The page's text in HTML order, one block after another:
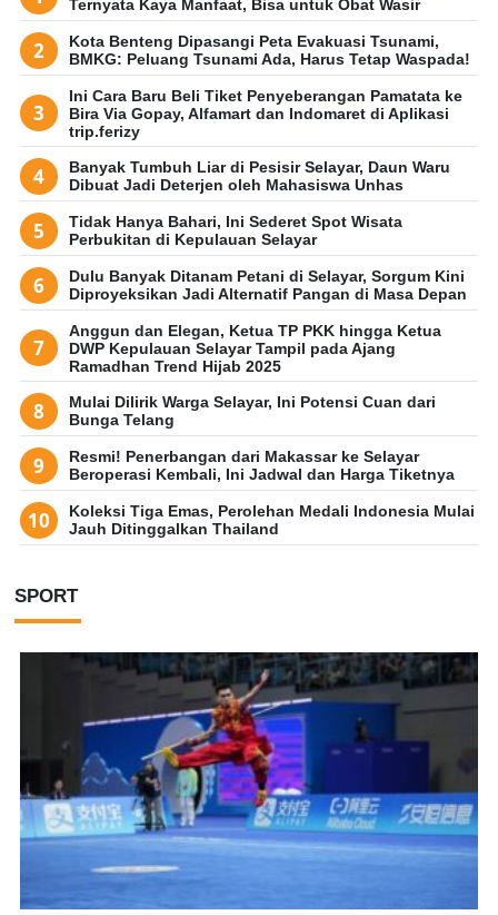
Ternyata Kaya Manfaat, Bisa untuk Obat Wasir
Kota Benteng Dipasangi Peta Evakuasi Tsunami,
BMKG: Peluang Tsunami Ada, Harus Tetap Waspada!
Ini Cara Baru Beli Tiket Penyeberangan Pamatata ke
Bira Via Gopay, Alfamart dan Indomaret di Aplikasi
trip.ferizy
Banyak Tumbuh Liar di Pesisir Selayar, Daun Waru
Dibuat Jadi Deterjen oleh Mahasiswa Unhas
Tidak Hanya Bahari, Ini Sederet Spot Wisata
Perbukitan di Kepulauan Selayar
Dulu Banyak Ditanam Petani di Selayar, Sorgum Kini
Diproyeksikan Jadi Alternatif Pangan di Masa Depan
Anggun dan Elegan, Ketua TP PKK hingga Ketua
DWP Kepulauan Selayar Tampil pada Ajang
Ramadhan Trend Hijab 2025
Mulai Dilirik Warga Selayar, Ini Potensi Cuan dari
Bunga Telang
Resmi! Penerbangan dari Makassar ke Selayar
Beroperasi Kembali, Ini Jadwal dan Harga Tiketnya
Koleksi Tiga Emas, Perolehan Medali Indonesia Mulai
Jauh Ditinggalkan Thailand
SPORT